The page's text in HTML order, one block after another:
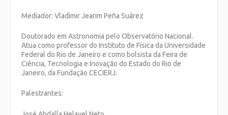
Mediador: Vladímir Jearim Peña Suárez
Doutorado em Astronomia pelo Observatório Nacional.
Atua como professor do Instituto de Física da Universidade
Federal do Rio de Janeiro e como bolsista da Feira de
Ciência, Tecnologia e Inovação do Estado do Rio de
Janeiro, da Fundação CECIERJ.
Palestrantes: